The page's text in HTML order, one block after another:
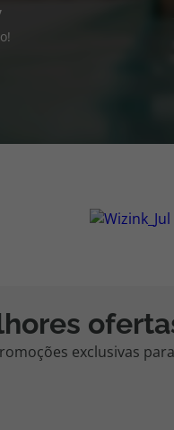
exclusivas